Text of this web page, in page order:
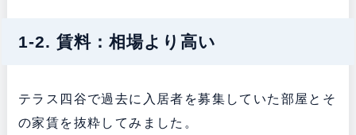
1-2. 賃料：相場より高い
テラス四谷で過去に入居者を募集していた部屋とそ
の家賃を抜粋してみました。